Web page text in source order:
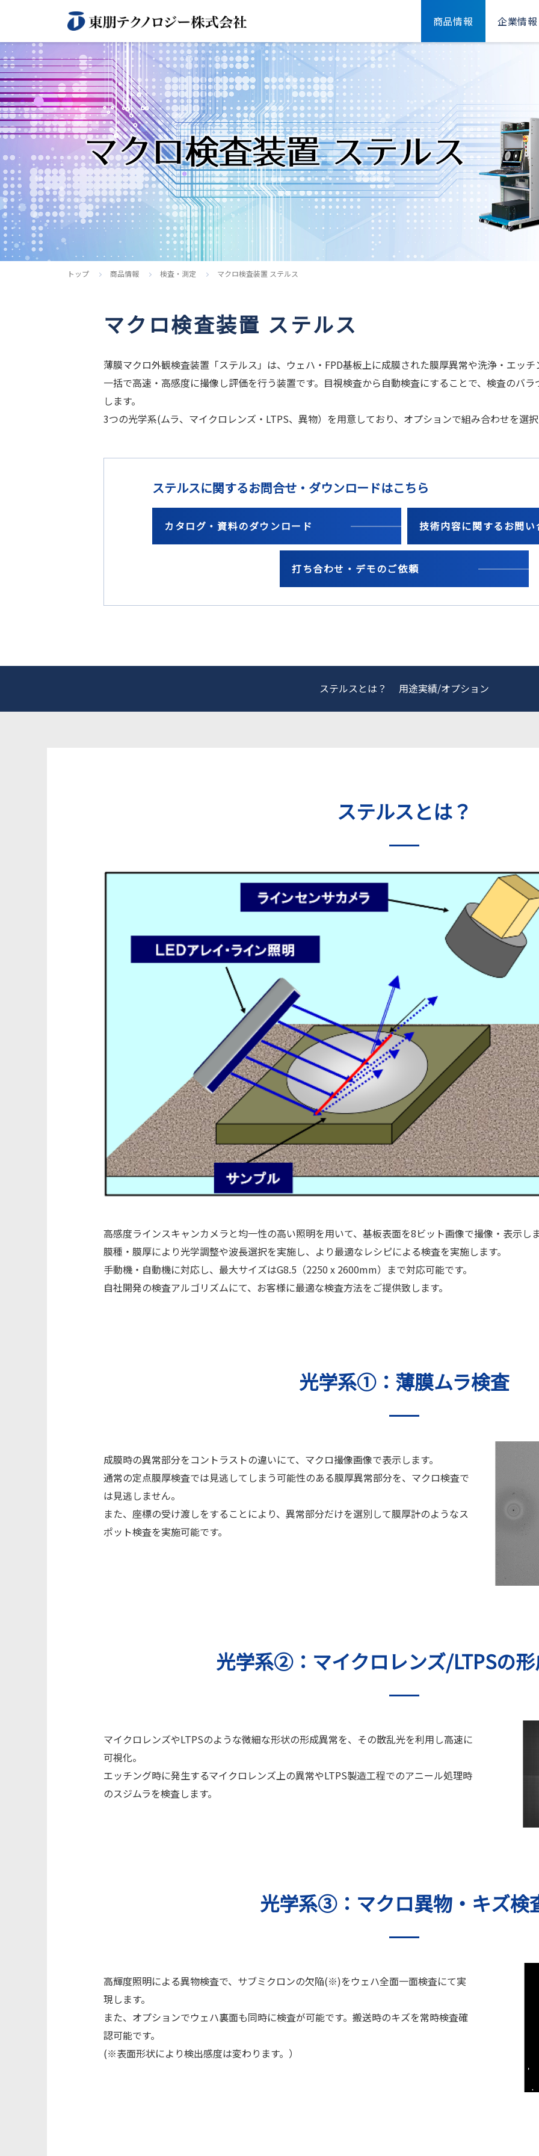
商品情報 企業情報
トップ 商品情報 検査・測定 マクロ検査装置 ステルス
マクロ検査装置 ステルス
薄膜マクロ外観検査装置「ステルス」は、ウェハ・FPD基板上に成膜された膜厚異常や洗浄・エッ
一括で高速・高感度に撮像し評価を行う装置です。目視検査から自動検査にすることで、検査のバ
します。
3つの光学系(ムラ、マイクロレンズ・LTPS、異物）を用意しており、オプションで組み合わせを選
ステルスに関するお問合せ・ダウンロードはこちら
カタログ・資料のダウンロード 技術内容に関するお問い
打ち合わせ・デモのご依頼
ステルスとは？ 用途実績/オプション
ステルスとは？
高感度ラインスキャンカメラと均一性の高い照明を用いて、基板表面を8ビット画像で撮像・表示し
膜種・膜厚により光学調整や波長選択を実施し、より最適なレシピによる検査を実施します。
手動機・自動機に対応し、最大サイズはG8.5（2250 x 2600mm）まで対応可能です。
自社開発の検査アルゴリズムにて、お客様に最適な検査方法をご提供致します。
光学系①：薄膜ムラ検査
成膜時の異常部分をコントラストの違いにて、マクロ撮像画像で表示します。
通常の定点膜厚検査では見逃してしまう可能性のある膜厚異常部分を、マクロ検査で
は見逃しません。
また、座標の受け渡しをすることにより、異常部分だけを選別して膜厚計のようなス
ポット検査を実施可能です。
光学系②：マイクロレンズ/LTPSの
マイクロレンズやLTPSのような微細な形状の形成異常を、その散乱光を利用し高速に
可視化。
エッチング時に発生するマイクロレンズ上の異常やLTPS製造工程でのアニール処理時
のスジムラを検査します。
光学系③：マクロ異物・キズ検
高輝度照明による異物検査で、サブミクロンの欠陥(※)をウェハ全面一面検査にて実
現します。
また、オプションでウェハ裏面も同時に検査が可能です。搬送時のキズを常時検査確
認可能です。
(※表面形状により検出感度は変わります。）